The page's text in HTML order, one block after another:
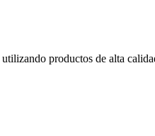
productos de alta